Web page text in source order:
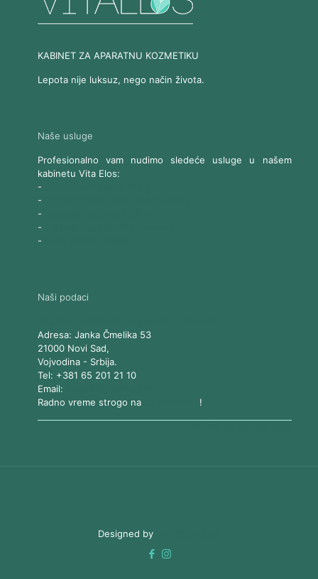
KABINET ZA APARATNU KOZMETIKU
Lepota nije luksuz, nego način života.
Naše usluge
Profesionalno vam nudimo sledeće usluge u našem
kabinetu Vita Elos:
-
-
-
-
-
Naši podaci
Adresa: Janka Čmelika 53
21000 Novi Sad,
Vojvodina- Srbija.
Tel: +381 65 201 21 10
Email:
Radno vreme strogo na
!
Designed by